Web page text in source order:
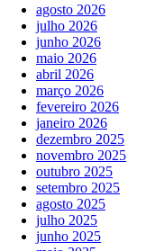
agosto 2026
julho 2026
junho 2026
maio 2026
abril 2026
março 2026
fevereiro 2026
janeiro 2026
dezembro 2025
novembro 2025
outubro 2025
setembro 2025
agosto 2025
julho 2025
junho 2025